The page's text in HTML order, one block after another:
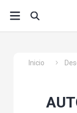
Inicio